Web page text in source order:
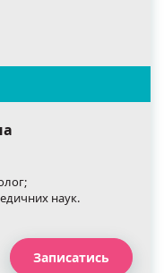
наук.
Записатись